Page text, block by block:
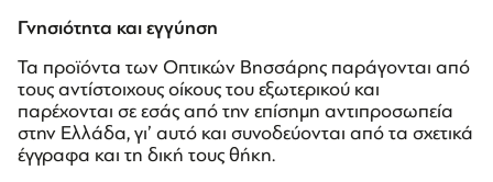
Γνησιότητα και εγγύηση
Τα προϊόντα των Οπτικών Βησσάρης παράγονται από
τους αντίστοιχους οίκους του εξωτερικού και
παρέχονται σε εσάς από την επίσημη αντιπροσωπεία
στην Ελλάδα, γι’ αυτό και συνοδεύονται από τα σχετικά
έγγραφα και τη δική τους θήκη.